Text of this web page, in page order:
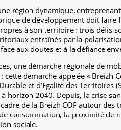
région dynamique,
de développement doit faire
à son territoire ; trois défis
entraînés par la
aux doutes et à la défiance
une démarche régionale de
cette démarche appelée « Breizh
et d’Egalité des Territoires
horizon 2040. Depuis, la crise
de la Breizh COP autour
consommation, la proximité de
sociale.